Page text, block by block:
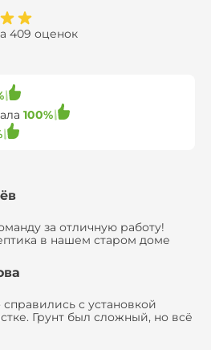
409 оценок
100%
за отличную работу!
в нашем старом доме
но ребята справились на
и профессионально.
не пытались
помогли с выбором и
что позволило нам
монтаж и демонтаж
трубы, обновили
с установкой
Грунт был сложный, но всё
Помогли выбрать